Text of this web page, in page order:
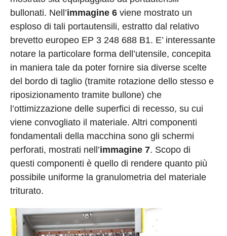
bullonati. Nell’immagine 6 viene mostrato un
esploso di tali portautensili, estratto dal relativo
brevetto europeo EP 3 248 688 B1. E’ interessante
notare la particolare forma dell’utensile, concepita
in maniera tale da poter fornire sia diverse scelte
del bordo di taglio (tramite rotazione dello stesso e
riposizionamento tramite bullone) che
l’ottimizzazione delle superfici di recesso, su cui
viene convogliato il materiale. Altri componenti
fondamentali della macchina sono gli schermi
perforati, mostrati nell’immagine 7. Scopo di
questi componenti è quello di rendere quanto più
possibile uniforme la granulometria del materiale
triturato.